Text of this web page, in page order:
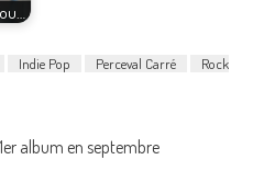
Indie Pop Perceval Carré
Rock
album en septembre